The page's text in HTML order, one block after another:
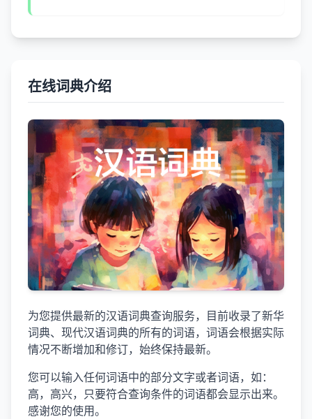
在线词典介绍
为您提供最新的汉语词典查询服务，目前收录了新华
词典、现代汉语词典的所有的词语，词语会根据实际
情况不断增加和修订，始终保持最新。
您可以输入任何词语中的部分文字或者词语，如：
高，高兴，只要符合查询条件的词语都会显示出来。
感谢您的使用。